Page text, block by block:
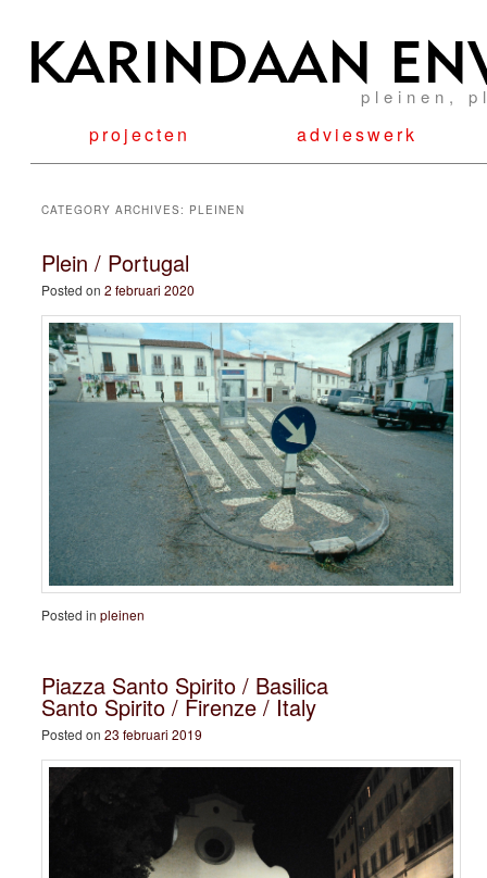
pleinen,
projecten advieswerk
CATEGORY ARCHIVES: PLEINEN
Plein / Portugal
Posted on 2 februari 2020
Posted in pleinen
Piazza Santo Spirito / Basilica
Santo Spirito / Firenze / Italy
Posted on 23 februari 2019